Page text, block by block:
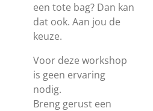
een tote bag? Dan kan
dat ook. Aan jou de
keuze.
Voor deze workshop
is geen ervaring
nodig.
Breng gerust een